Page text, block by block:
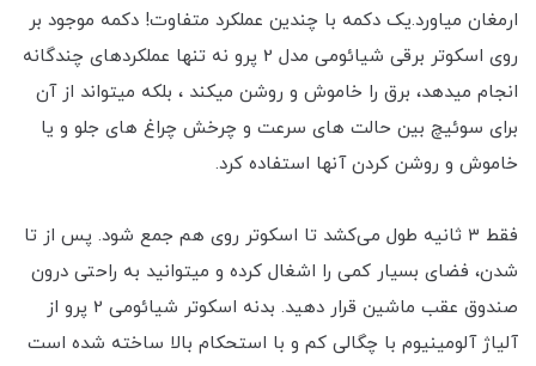
ارمغان میاورد.یک دکمه با چندین عملکرد متفاوت! دکمه موجود بر
روی اسکوتر برقی شیائومی مدل 2 پرو نه تنها عملکردهای چندگانه
انجام میدهد، برق را خاموش و روشن میکند ، بلکه میتواند از آن
برای سوئیچ بین حالت های سرعت و چرخش چراغ های جلو و یا
خاموش و روشن کردن آنها استفاده کرد.
فقط ۳ ثانیه طول می‌کشد تا اسکوتر روی هم جمع شود. پس از تا
شدن، فضای بسیار کمی را اشغال کرده و میتوانید به راحتی درون
صندوق عقب ماشین قرار دهید. بدنه اسکوتر شیائومی 2 پرو از
آلیاژ آلومینیوم با چگالی کم و با استحکام بالا ساخته شده است